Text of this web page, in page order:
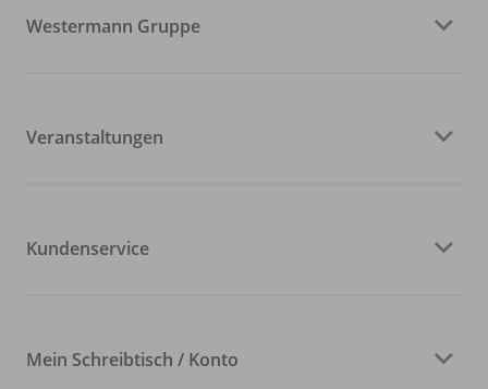
Westermann Gruppe
Veranstaltungen
Kundenservice
Mein Schreibtisch / Konto